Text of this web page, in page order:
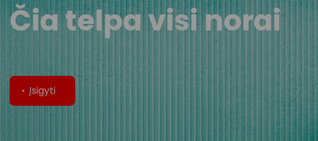
Čia telpa visi norai
Įsigyti